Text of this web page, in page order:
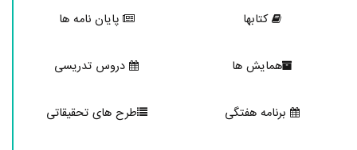
کتابها پایان نامه ها
همایش ها دروس تدریسی
برنامه هفتگی طرح های تحقیقاتی